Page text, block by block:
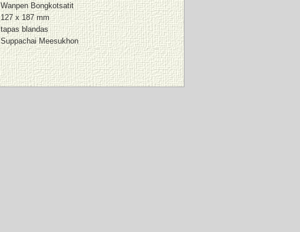
Wanpen Bongkotsatit
127 x 187 mm
tapas blandas
Suppachai Meesukhon